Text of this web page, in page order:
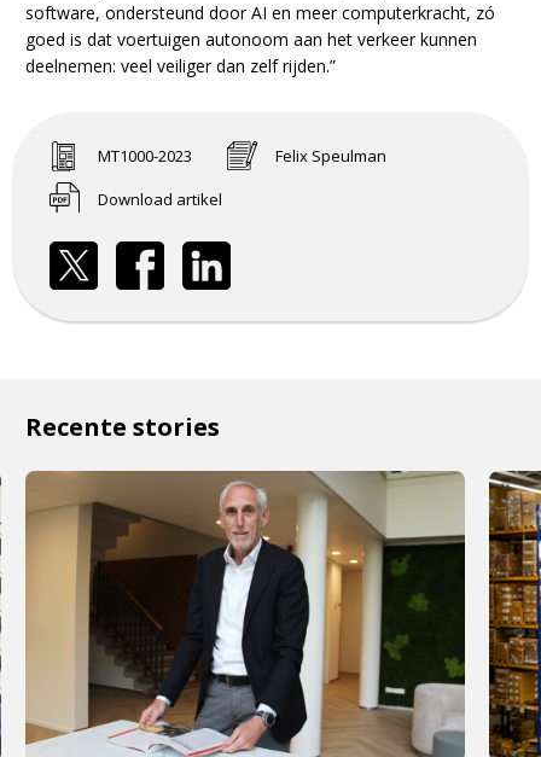
software, ondersteund door AI en meer computerkracht, zó
goed is dat voertuigen autonoom aan het verkeer kunnen
deelnemen: veel veiliger dan zelf rijden.”
MT1000-2023
Felix Speulman
Download artikel
Recente stories